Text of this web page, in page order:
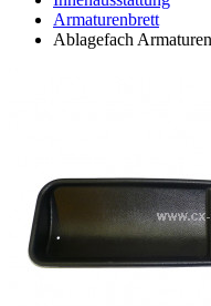
Armaturenbrett
Ablagefach